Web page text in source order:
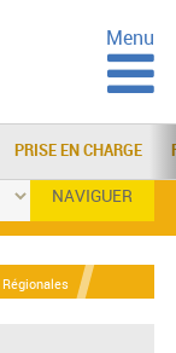
Menu
PRISE EN CHARGE
NAVIGUER
Régionales